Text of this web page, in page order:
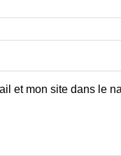
et mon site dans le